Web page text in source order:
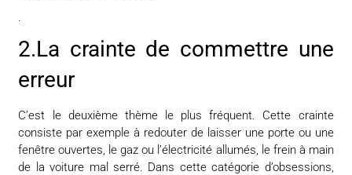
.
2.La crainte de commettre une
erreur
C’est le deuxième thème le plus fréquent. Cette crainte
consiste par exemple à redouter de laisser une porte ou une
fenêtre ouvertes, le gaz ou l’électricité allumés, le frein à main
de la voiture mal serré. Dans cette catégorie d’obses­sions,